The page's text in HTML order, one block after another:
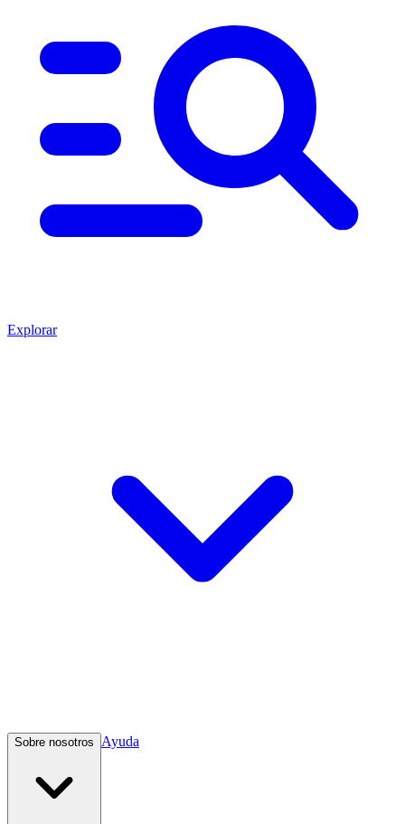
Explorar
Sobre nosotros Ayuda